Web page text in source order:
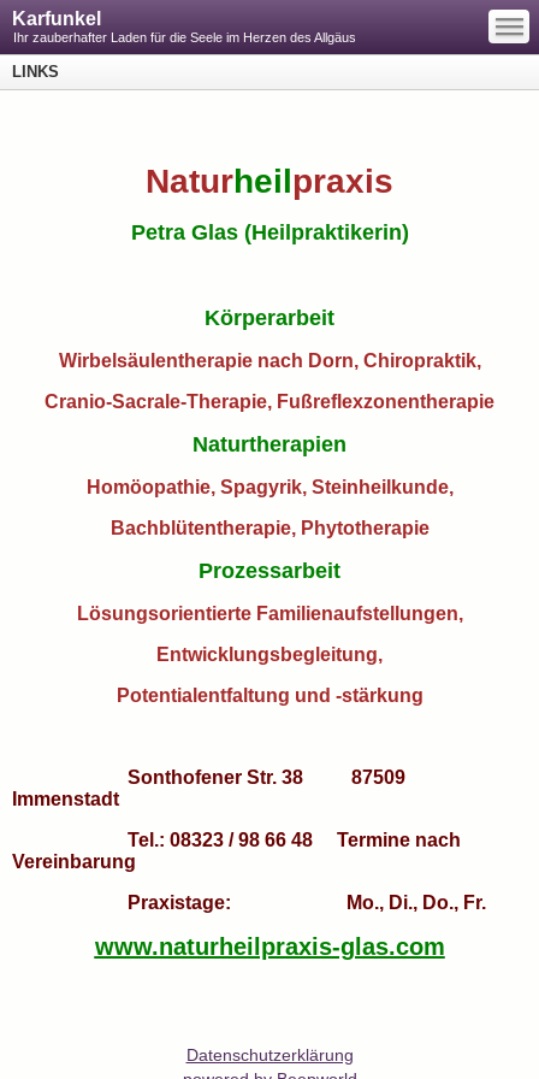
Karfunkel
Ihr zauberhafter Laden für die Seele im Herzen des Allgäus
—
—
—
LINKS
Naturheilpraxis
Petra Glas (Heilpraktikerin)
Körperarbeit
Wirbelsäulentherapie nach Dorn, Chiropraktik,
Cranio-Sacrale-Therapie, Fußreflexzonentherapie
Naturtherapien
Homöopathie, Spagyrik, Steinheilkunde,
Bachblütentherapie, Phytotherapie
Prozessarbeit
Lösungsorientierte Familienaufstellungen,
Entwicklungsbegleitung,
Potentialentfaltung und -stärkung
Sonthofener Str. 38 87509
Immenstadt
Tel.: 08323 / 98 66 48 Termine nach
Vereinbarung
Praxistage: Mo., Di., Do., Fr.
www.naturheilpraxis-glas.com
Datenschutzerklärung